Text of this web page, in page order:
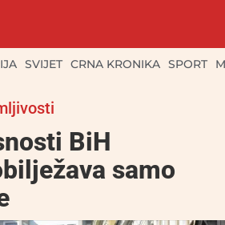
SVIJET CRNA KRONIKA SPORT
BiH
samo